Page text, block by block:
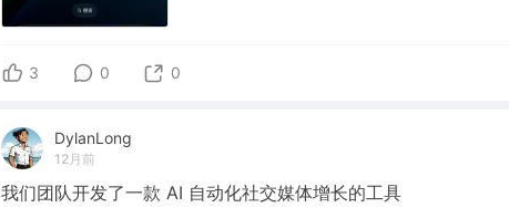
3 0 0
DylanLong
12月前
我们团队开发了一款 AI 自动化社交媒体增长的工具